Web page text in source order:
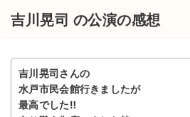
特定商取引法に基づく表記
公演登録依頼
吉川晃司 の公演の感想
吉川晃司さんの
水戸市民会館行きましたが
最高でした‼️